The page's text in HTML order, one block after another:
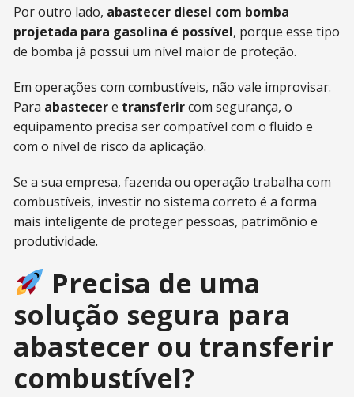
Por outro lado, abastecer diesel com bomba
projetada para gasolina é possível, porque esse tipo
de bomba já possui um nível maior de proteção.
Em operações com combustíveis, não vale improvisar.
Para abastecere transferircom segurança, o
equipamento precisa ser compatível com o fluido e
com o nível de risco da aplicação.
Se a sua empresa, fazenda ou operação trabalha com
combustíveis, investir no sistema correto é a forma
mais inteligente de proteger pessoas, patrimônio e
produtividade.
Precisa de uma
solução segura para
abastecer ou transferir
combustível?